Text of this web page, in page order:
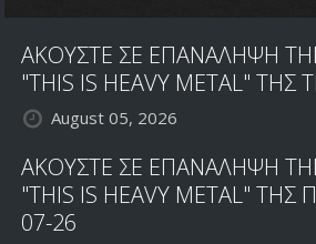
ΑΚΟΥΣΤΕ ΣΕ ΕΠΑΝΑΛΗΨΗ
"THIS IS HEAVY METAL" ΤΗΣ
August 05, 2026
ΑΚΟΥΣΤΕ ΣΕ ΕΠΑΝΑΛΗΨΗ
"THIS IS HEAVY METAL"
07-26